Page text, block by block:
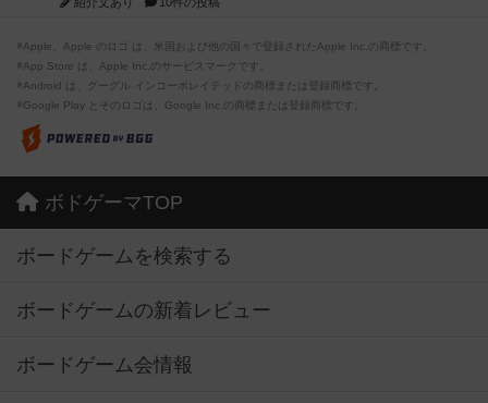
※Apple、Apple のロゴ は、米国および他の国々で登録されたApple Inc.の商標です。
※App Store は、Apple Inc.のサービスマークです。
※Android は、グーグル インコーポレイテッドの商標または登録商標です。
※Google Play とそのロゴは、Google Inc.の商標または登録商標です。
ボドゲーマTOP
ボードゲームを検索する
ボードゲームの新着レビュー
ボードゲーム会情報